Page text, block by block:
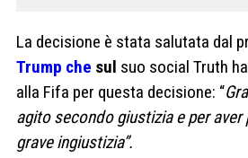
La decisione è stata salutata dal
Trump che sul suo social Truth
alla Fifa per questa decisione: “
agito secondo giustizia e per
grave ingiustizia”.